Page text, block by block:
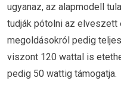
ugyanaz, az alapmodell
tudják pótolni az elveszett
megoldásokról pedig
viszont 120 wattal is
pedig 50 wattig támogatja.